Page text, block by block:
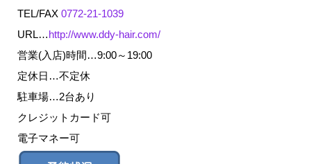
TEL/FAX 0772-21-1039
URL… http://www.ddy-hair.com/
営業(入店)時間…9:00～19:00
定休日…不定休
駐車場…2台あり
クレジットカード可
電子マネー可